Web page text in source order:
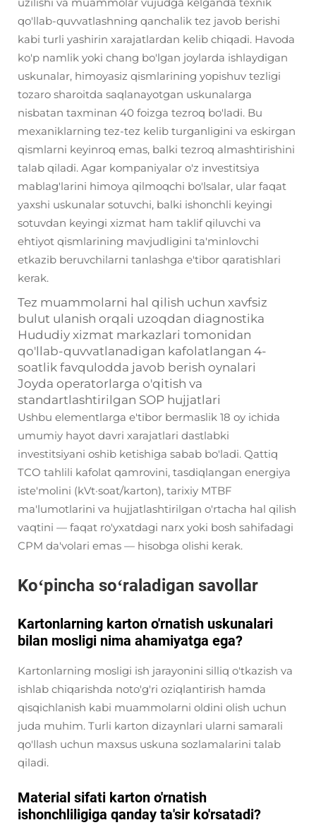
qo'llab-quvvatlashning qanchalik tez javob berishi
kabi turli yashirin xarajatlardan kelib chiqadi. Havoda
ko'p namlik yoki chang bo'lgan joylarda ishlaydigan
uskunalar, himoyasiz qismlarining yopishuv tezligi
tozaro sharoitda saqlanayotgan uskunalarga
nisbatan taxminan 40 foizga tezroq bo'ladi. Bu
mexaniklarning tez-tez kelib turganligini va eskirgan
qismlarni keyinroq emas, balki tezroq almashtirishini
talab qiladi. Agar kompaniyalar o'z investitsiya
mablag'larini himoya qilmoqchi bo'lsalar, ular faqat
yaxshi uskunalar sotuvchi, balki ishonchli keyingi
sotuvdan keyingi xizmat ham taklif qiluvchi va
ehtiyot qismlarining mavjudligini ta'minlovchi
etkazib beruvchilarni tanlashga e'tibor qaratishlari
kerak.
Tez muammolarni hal qilish uchun xavfsiz
bulut ulanish orqali uzoqdan diagnostika
Hududiy xizmat markazlari tomonidan
qo'llab-quvvatlanadigan kafolatlangan 4-
soatlik favqulodda javob berish oynalari
Joyda operatorlarga o'qitish va
standartlashtirilgan SOP hujjatlari
Ushbu elementlarga e'tibor bermaslik 18 oy ichida
umumiy hayot davri xarajatlari dastlabki
investitsiyani oshib ketishiga sabab bo'ladi. Qattiq
TCO tahlili kafolat qamrovini, tasdiqlangan energiya
iste'molini (kVt·soat/karton), tarixiy MTBF
ma'lumotlarini va hujjatlashtirilgan o'rtacha hal qilish
vaqtini — faqat ro'yxatdagi narx yoki bosh sahifadagi
CPM da'volari emas — hisobga olishi kerak.
Koʻpincha soʻraladigan savollar
Kartonlarning karton o'rnatish uskunalari
bilan mosligi nima ahamiyatga ega?
Kartonlarning mosligi ish jarayonini silliq o'tkazish va
ishlab chiqarishda noto'g'ri oziqlantirish hamda
qisqichlanish kabi muammolarni oldini olish uchun
juda muhim. Turli karton dizaynlari ularni samarali
qo'llash uchun maxsus uskuna sozlamalarini talab
qiladi.
Material sifati karton o'rnatish
ishonchliligiga qanday ta'sir ko'rsatadi?